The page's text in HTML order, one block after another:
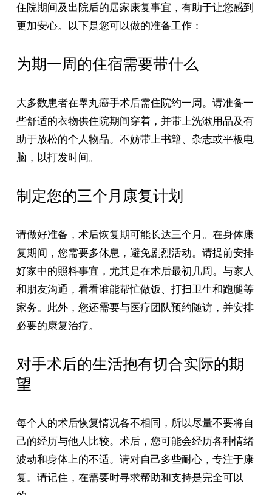
住院期间及出院后的居家康复事宜，有助于让您感到
更加安心。以下是您可以做的准备工作：
为期一周的住宿需要带什么
大多数患者在睾丸癌手术后需住院约一周。请准备一
些舒适的衣物供住院期间穿着，并带上洗漱用品及有
助于放松的个人物品。不妨带上书籍、杂志或平板电
脑，以打发时间。
制定您的三个月康复计划
请做好准备，术后恢复期可能长达三个月。在身体康
复期间，您需要多休息，避免剧烈活动。请提前安排
好家中的照料事宜，尤其是在术后最初几周。与家人
和朋友沟通，看看谁能帮忙做饭、打扫卫生和跑腿等
家务。此外，您还需要与医疗团队预约随访，并安排
必要的康复治疗。
对手术后的生活抱有切合实际的期
望
每个人的术后恢复情况各不相同，所以尽量不要将自
己的经历与他人比较。术后，您可能会经历各种情绪
波动和身体上的不适。请对自己多些耐心，专注于康
复。请记住，在需要时寻求帮助和支持是完全可以